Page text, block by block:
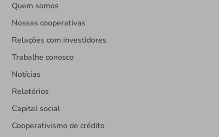
Quem somos
Nossas cooperativas
Relações com investidores
Trabalhe conosco
Notícias
Relatórios
Capital social
Cooperativismo de crédito